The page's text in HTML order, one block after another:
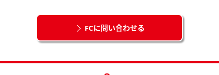
FCに問い合わせる